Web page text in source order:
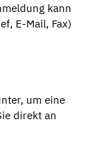
kann
E-Mail, Fax)
um eine
direkt an